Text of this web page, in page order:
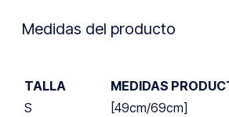
Medidas del producto
TALLA
MEDIDAS
S
[49cm/69cm]